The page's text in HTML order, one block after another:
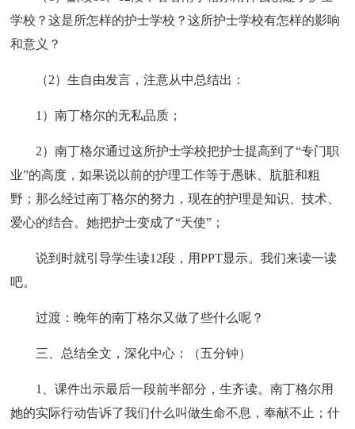
学校？这是所怎样的护士学校？这所护士学校有怎样的影响
和意义？
（2）生自由发言，注意从中总结出：
1）南丁格尔的无私品质；
2）南丁格尔通过这所护士学校把护士提高到了“专门职
业”的高度，如果说以前的护理工作等于愚昧、肮脏和粗
野；那么经过南丁格尔的努力，现在的护理是知识、技术、
爱心的结合。她把护士变成了“天使”；
说到时就引导学生读12段，用PPT显示。我们来读一读
吧。
过渡：晚年的南丁格尔又做了些什么呢？
三、总结全文，深化中心：（五分钟）
1、课件出示最后一段前半部分，生齐读。南丁格尔用
她的实际行动告诉了我们什么叫做生命不息，奉献不止；什